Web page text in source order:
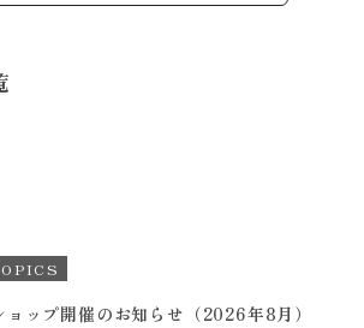
ップ開催のお知らせ（2026年8月）